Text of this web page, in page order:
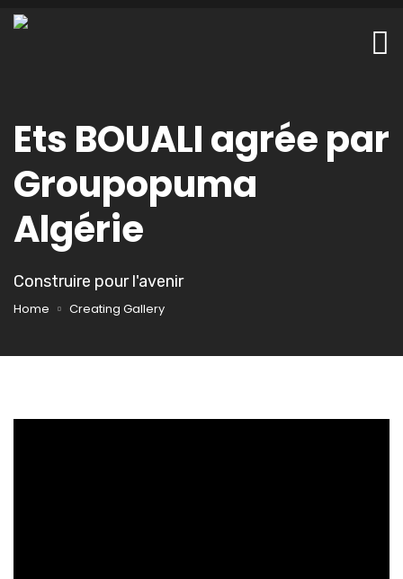
Ets BOUALI agrée par
Groupopuma
Algérie
Construire pour l'avenir
Home Creating Gallery